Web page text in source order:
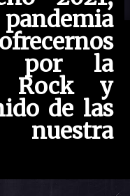
pandemia
por la
Rock y
de las